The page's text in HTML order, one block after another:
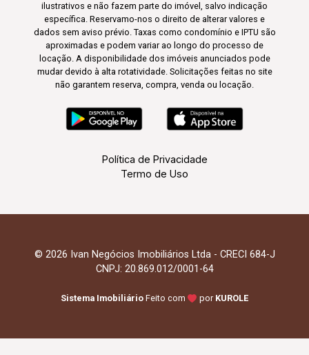
ilustrativos e não fazem parte do imóvel, salvo indicação
específica. Reservamo-nos o direito de alterar valores e
dados sem aviso prévio. Taxas como condomínio e IPTU são
aproximadas e podem variar ao longo do processo de
locação. A disponibilidade dos imóveis anunciados pode
mudar devido à alta rotatividade. Solicitações feitas no site
não garantem reserva, compra, venda ou locação.
Política de Privacidade
Termo de Uso
© 2026 Ivan Negócios Imobiliários Ltda - CRECI 684-J
CNPJ: 20.869.012/0001-64
Sistema Imobiliário Feito com por KUROLE